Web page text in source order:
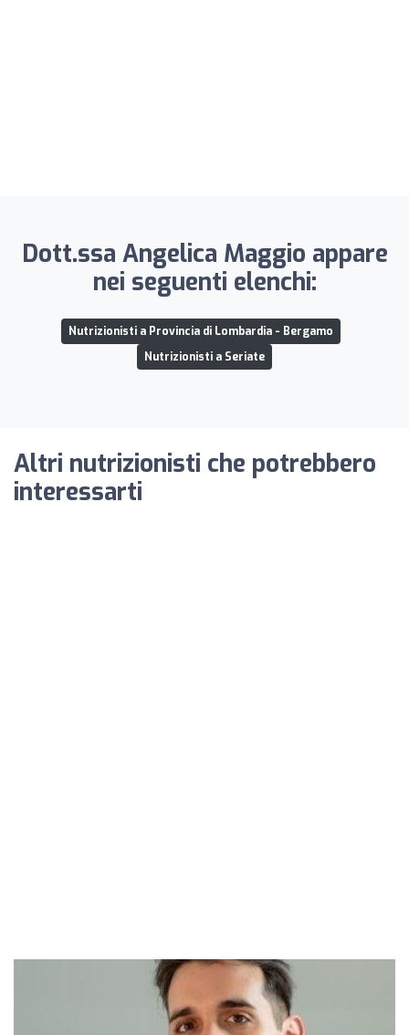
Dott.ssa Angelica Maggio appare
nei seguenti elenchi:
Nutrizionisti a Provincia di Lombardia - Bergamo
Nutrizionisti a Seriate
Altri nutrizionisti che potrebbero
interessarti